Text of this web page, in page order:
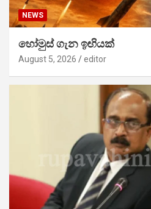
NEWS
හෝමුස් ගැන ඉඟියක්
August 5, 2026 editor